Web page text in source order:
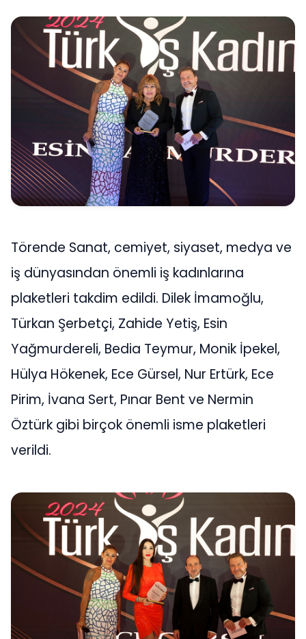
Törende Sanat, cemiyet, siyaset, medya ve
iş dünyasından önemli iş kadınlarına
plaketleri takdim edildi. Dilek İmamoğlu,
Türkan Şerbetçi, Zahide Yetiş, Esin
Yağmurdereli, Bedia Teymur, Monik İpekel,
Hülya Hökenek, Ece Gürsel, Nur Ertürk, Ece
Pirim, İvana Sert, Pınar Bent ve Nermin
Öztürk gibi birçok önemli isme plaketleri
verildi.